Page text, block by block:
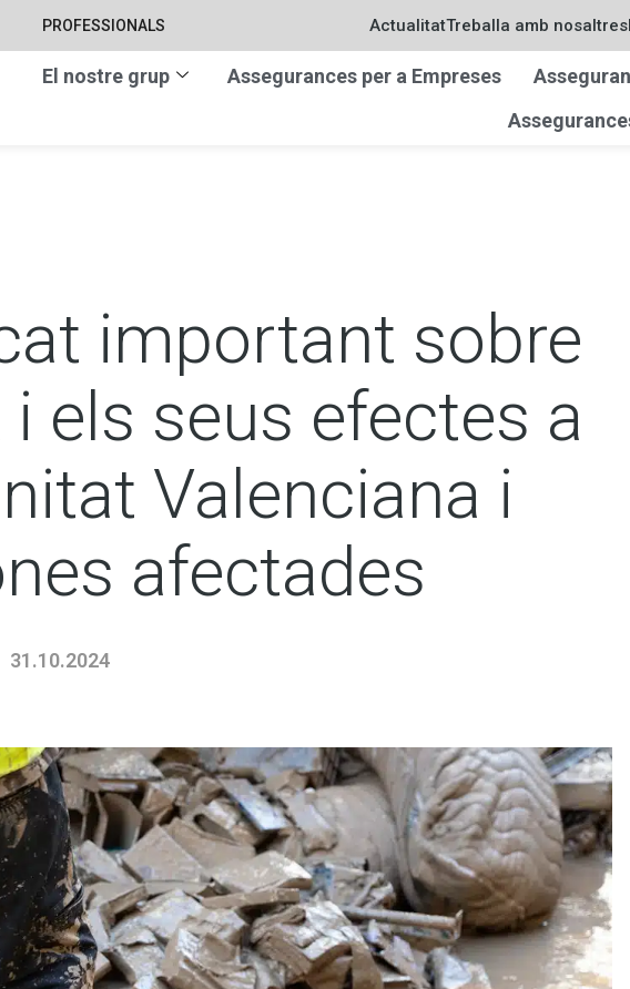
PROFESSIONALS ActualitatTreballa amb nosaltres
El nostre grup Assegurances per a Empreses
important sobre
i els seus efectes a
Valenciana i
afectades
31.10.2024